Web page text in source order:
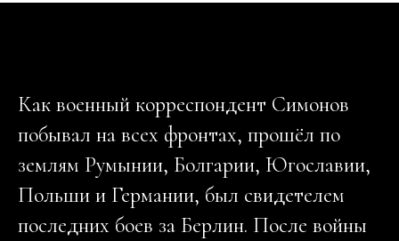
Как военный корреспо­ндент Симонов
побывал на всех фронтах, прошёл по
землям Румы­нии, Болгарии, Югосл­авии,
Польши и Герма­нии, был свидетелем
последних боев за Бе­рлин. После войны